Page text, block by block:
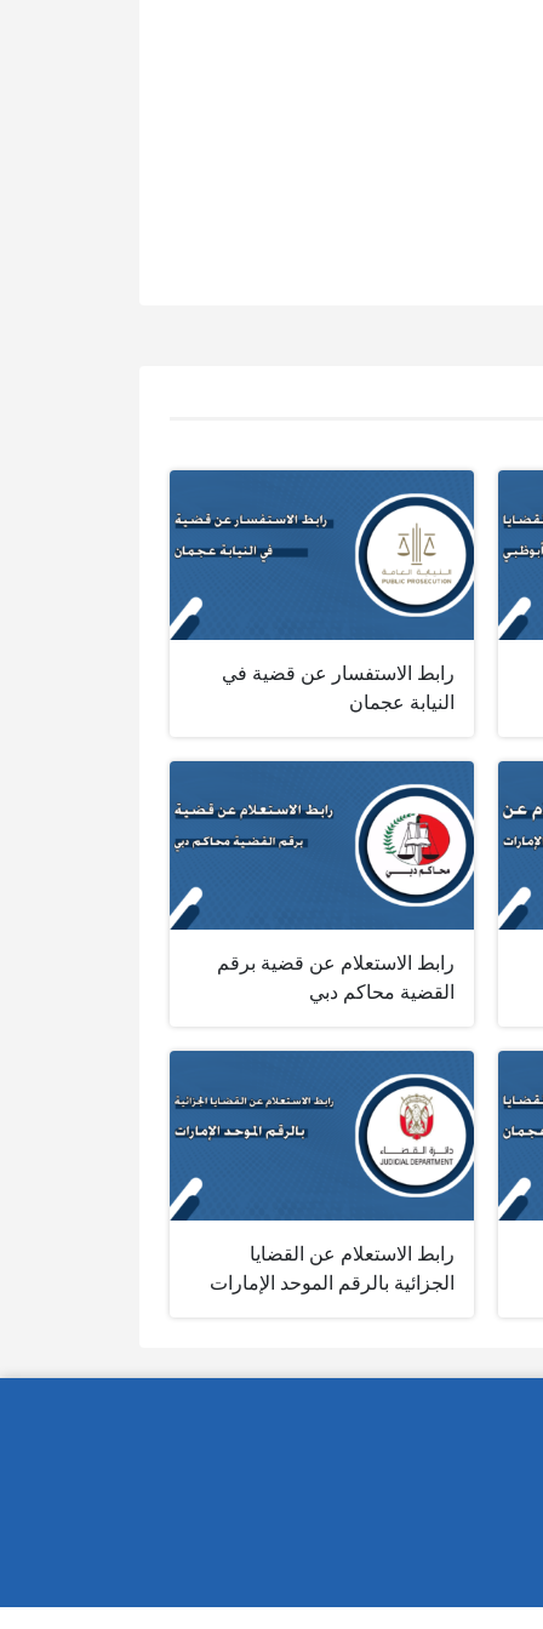
رابط الاستفسار عن قضية في
النيابة عجمان
رابط الاستعلام عن قضية برقم
القضية محاكم دبي
رابط الاستعلام عن القضايا
الجزائية بالرقم الموحد الإمارات